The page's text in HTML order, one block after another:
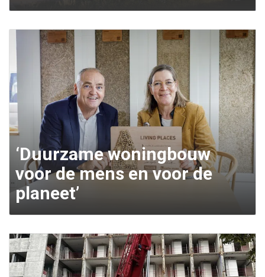
‘Duurzame woningbouw
voor de mens en voor de
planeet’